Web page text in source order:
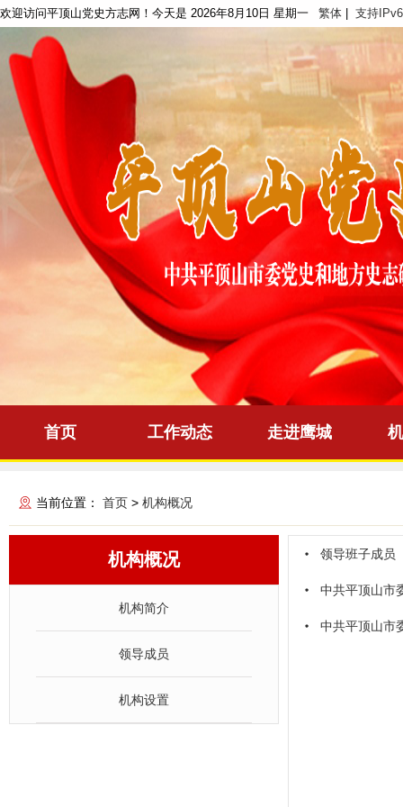
欢迎访问平顶山党史方志网！今天是 2026年8月10日 星期一 繁体 支持IPv6
首页 工作动态 走进鹰城
当前位置： 首页 > 机构概况
机构概况
机构简介
领导成员
机构设置
领导班子成员
中共平顶山市
中共平顶山市